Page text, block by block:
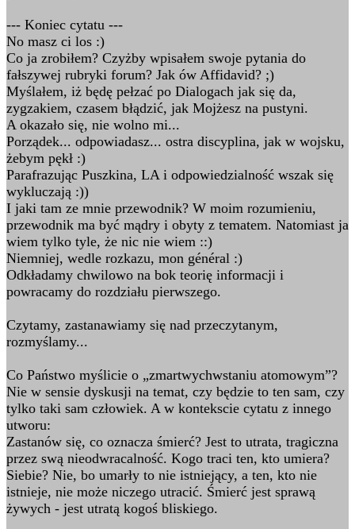
--- Koniec cytatu ---
No masz ci los :)
Co ja zrobiłem? Czyżby wpisałem swoje pytania do
fałszywej rubryki forum? Jak ów Affidavid? ;)
Myślałem, iż będę pełzać po Dialogach jak się da,
zygzakiem, czasem błądzić, jak Mojżesz na pustyni.
A okazało się, nie wolno mi...
Porządek... odpowiadasz... ostra discyplina, jak w wojsku,
żebym pękł :)
Parafrazując Puszkina, LA i odpowiedzialność wszak się
wykluczają :))
I jaki tam ze mnie przewodnik? W moim rozumieniu,
przewodnik ma być mądry i obyty z tematem. Natomiast ja
wiem tylko tyle, że nic nie wiem ::)
Niemniej, wedle rozkazu, mon général :)
Odkładamy chwilowo na bok teorię informacji i
powracamy do rozdziału pierwszego.
Czytamy, zastanawiamy się nad przeczytanym,
rozmyślamy...
Co Państwo myślicie o „zmartwychwstaniu atomowym”?
Nie w sensie dyskusji na temat, czy będzie to ten sam, czy
tylko taki sam człowiek. A w kontekscie cytatu z innego
utworu:
Zastanów się, co oznacza śmierć? Jest to utrata, tragiczna
przez swą nieodwracalność. Kogo traci ten, kto umiera?
Siebie? Nie, bo umarły to nie istniejący, a ten, kto nie
istnieje, nie może niczego utracić. Śmierć jest sprawą
żywych - jest utratą kogoś bliskiego.